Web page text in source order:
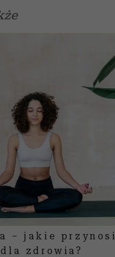
– jakie przynosi
zdrowia?